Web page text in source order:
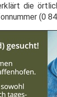
die
(0